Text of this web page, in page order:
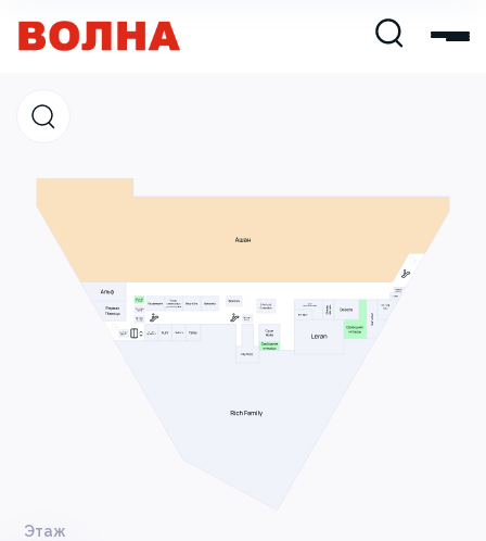
Развлечения и кино
Этаж